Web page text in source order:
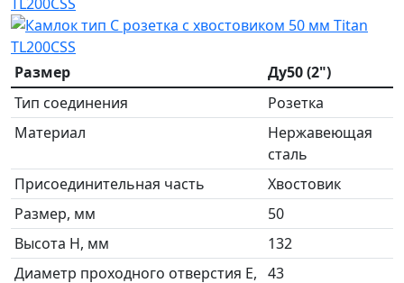
Размер
Ду50 (2")
Тип соединения
Розетка
Материал
Нержавеющая
сталь
Присоединительная часть
Хвостовик
Размер, мм
50
Высота H, мм
132
Диаметр проходного отверстия E, 43